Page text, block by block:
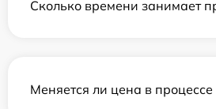
Сколько времени занимает
Меняется ли цена в